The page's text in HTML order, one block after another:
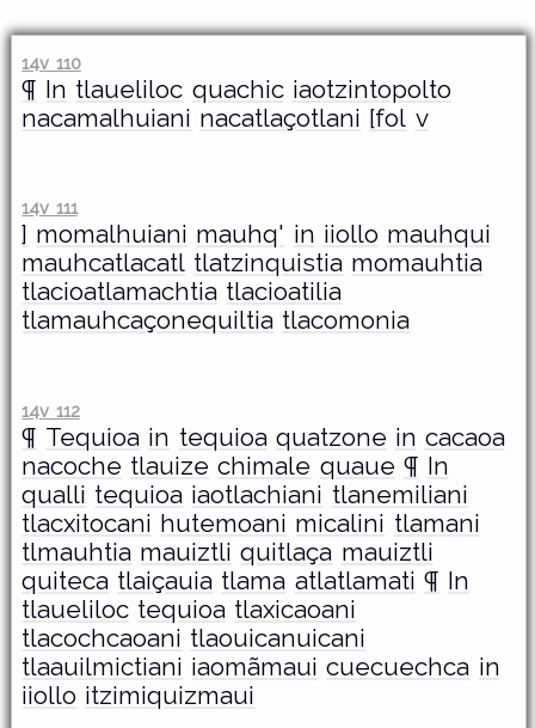
14v 110
¶ In tlaueliloc quachic iaotzintopolto
nacamalhuiani nacatlaçotlani [fol v
14v 111
] momalhuiani mauhq' in iiollo mauhqui
mauhcatlacatl tlatzinquistia momauhtia
tlacioatlamachtia tlacioatilia
tlamauhcaçonequiltia tlacomonia
14v 112
¶ Tequioa in tequioa quatzone in cacaoa
nacoche tlauize chimale quaue ¶ In
qualli tequioa iaotlachiani tlanemiliani
tlacxitocani hutemoani micalini tlamani
tlmauhtia mauiztli quitlaça mauiztli
quiteca tlaiçauia tlama atlatlamati ¶ In
tlaueliloc tequioa tlaxicaoani
tlacochcaoani tlaouicanuicani
tlaauilmictiani iaomãmaui cuecuechca in
iiollo itzimiquizmaui